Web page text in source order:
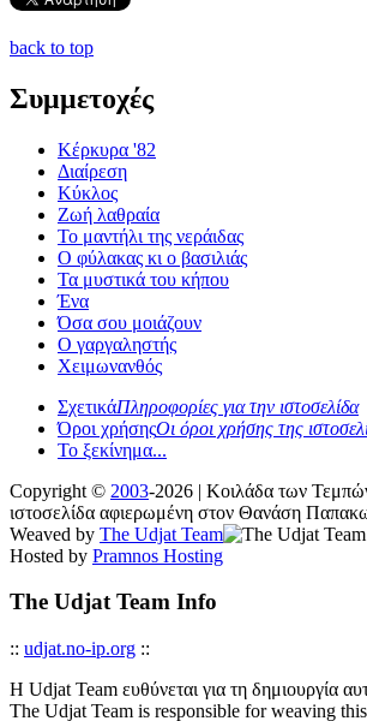
back to top
Συμμετοχές
Κέρκυρα '82
Διαίρεση
Κύκλος
Ζωή λαθραία
Το μαντήλι της νεράιδας
Ο φύλακας κι ο βασιλιάς
Τα μυστικά του κήπου
Ένα
Όσα σου μοιάζουν
Ο γαργαληστής
Χειμωνανθός
ΣχετικάΠληροφορίες για την ιστοσελίδα
Όροι χρήσηςΟι όροι χρήσης της
Το ξεκίνημα...
Copyright © 2003-2026 | Κοιλάδα των
ιστοσελίδα αφιερωμένη στον Θανάση
Weaved by The Udjat Team
Hosted by Pramnos Hosting
The Udjat Team Info
:: udjat.no-ip.org ::
Η Udjat Team ευθύνεται για τη δημιουργία
The Udjat Team is responsible for weaving